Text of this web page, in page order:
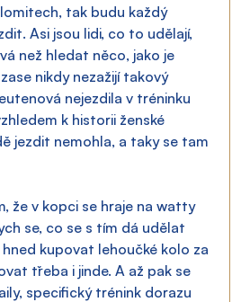
tak budu každý
Asi jsou lidi, co to udělají,
než hledat něco, jako je
nikdy nezažijí takový
nejezdila v tréninku
k historii ženské
jezdit nemohla, a taky se tam
že v kopci se hraje na watty
se, co se s tím dá udělat
kupovat lehoučké kolo za
třeba i jinde. A až pak se
specifický trénink dorazu